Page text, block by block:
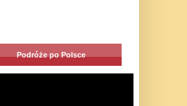
Podróże po Polsce